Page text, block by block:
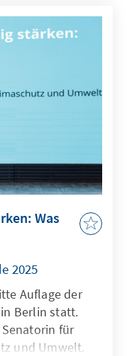
Weg in
Bedeutung
und der
Was
2025
Auflage der
Berlin statt.
für
und Umwelt.